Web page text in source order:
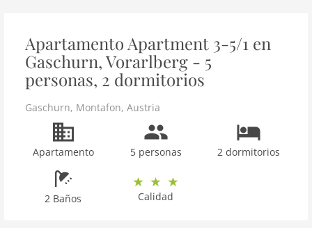
Apartamento Apartment 3-5/1 en
Gaschurn, Vorarlberg - 5
personas, 2 dormitorios
Gaschurn, Montafon, Austria
Apartamento 5 personas 2 dormitorios
2 Baños Calidad